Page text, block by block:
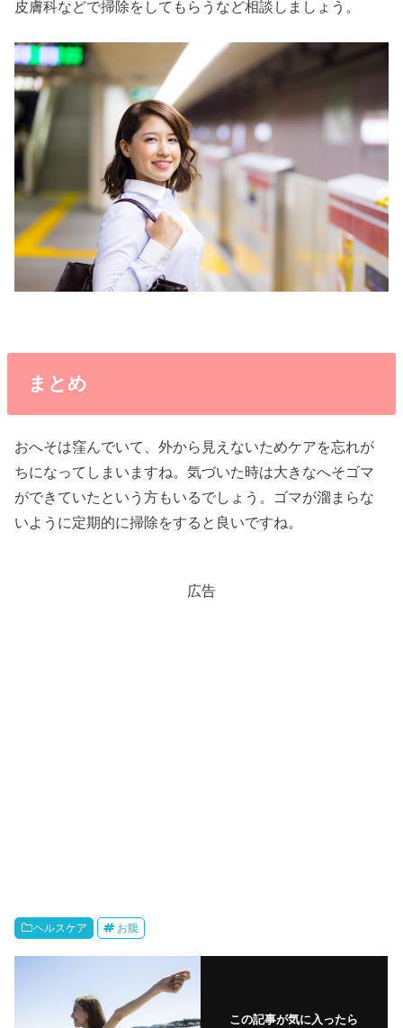
皮膚科などで掃除をしてもらうなど相談しましょう。
まとめ
おへそは窪んでいて、外から見えないためケアを忘れが
ちになってしまいますね。気づいた時は大きなへそゴマ
ができていたという方もいるでしょう。ゴマが溜まらな
いように定期的に掃除をすると良いですね。
広告
ヘルスケア お腹
この記事が気に入ったら